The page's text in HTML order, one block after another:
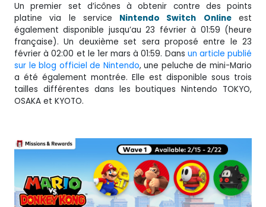
Un premier set d’icônes à obtenir contre des points
platine via le service Nintendo Switch Onlineest
également disponible jusqu’au 23 février à 01:59 (heure
française). Un deuxième set sera proposé entre le 23
février à 02:00 et le 1er mars à 01:59. Dans un article publié
sur le blog officiel de Nintendo, une peluche de mini-Mario
a été également montrée. Elle est disponible sous trois
tailles différentes dans les boutiques Nintendo TOKYO,
OSAKA et KYOTO.